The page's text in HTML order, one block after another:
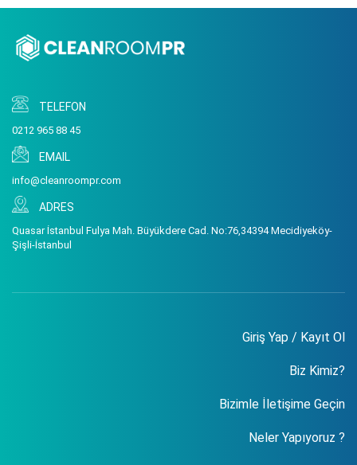
TELEFON
0212 965 88 45
EMAIL
info@cleanroompr.com
ADRES
Quasar İstanbul Fulya Mah. Büyükdere Cad. No:76,34394 Mecidiyeköy-
Şişli-İstanbul
Giriş Yap / Kayıt Ol
Biz Kimiz?
Bizimle İletişime Geçin
Neler Yapıyoruz ?